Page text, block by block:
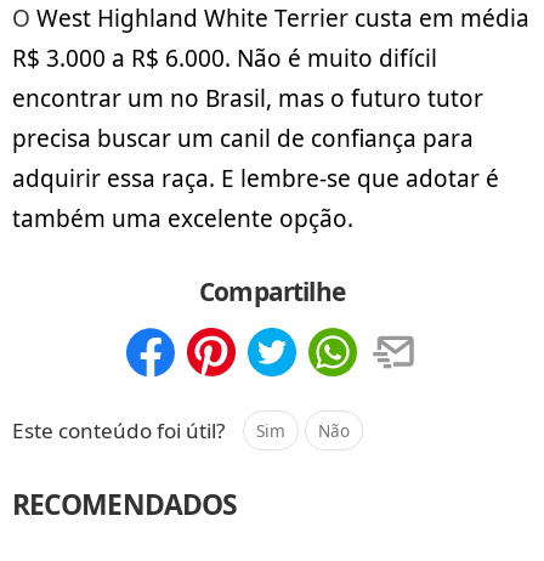
O West Highland White Terrier custa em média
R$ 3.000 a R$ 6.000. Não é muito difícil
encontrar um no Brasil, mas o futuro tutor
precisa buscar um canil de confiança para
adquirir essa raça. E lembre-se que adotar é
também uma excelente opção.
Compartilhe
Este conteúdo foi útil? Sim Não
RECOMENDADOS